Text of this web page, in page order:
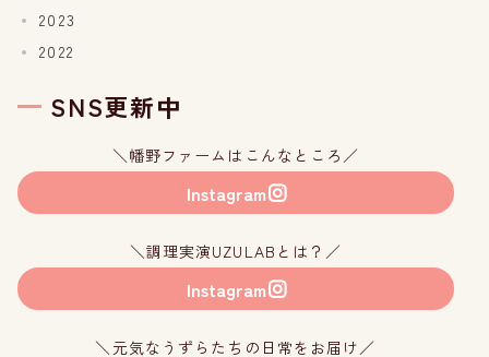
2023
2022
SNS更新中
＼幡野ファームはこんなところ／
Instagram
＼調理実演UZULABとは？／
Instagram
＼元気なうずらたちの日常をお届け／